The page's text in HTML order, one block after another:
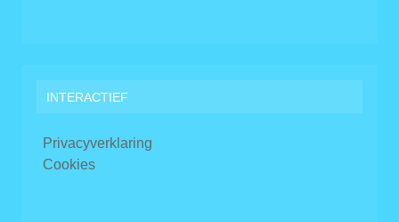
INTERACTIEF
Privacyverklaring
Cookies